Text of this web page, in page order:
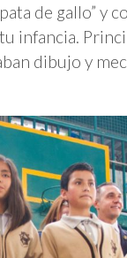
de gallo” y
infancia.
dibujo y